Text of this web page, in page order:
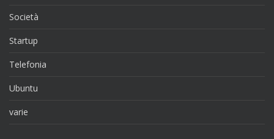
Società
Startup
Telefonia
Ubuntu
varie